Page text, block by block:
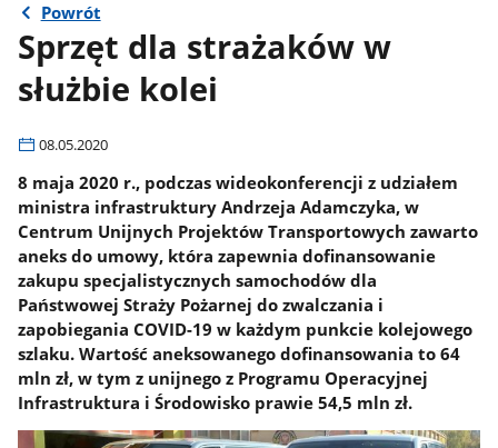
Powrót
Sprzęt dla strażaków w
służbie kolei
08.05.2020
8 maja 2020 r., podczas wideokonferencji z udziałem
ministra infrastruktury Andrzeja Adamczyka, w
Centrum Unijnych Projektów Transportowych zawarto
aneks do umowy, która zapewnia dofinansowanie
zakupu specjalistycznych samochodów dla
Państwowej Straży Pożarnej do zwalczania i
zapobiegania COVID-19 w każdym punkcie kolejowego
szlaku. Wartość aneksowanego dofinansowania to 64
mln zł, w tym z unijnego z Programu Operacyjnej
Infrastruktura i Środowisko prawie 54,5 mln zł.